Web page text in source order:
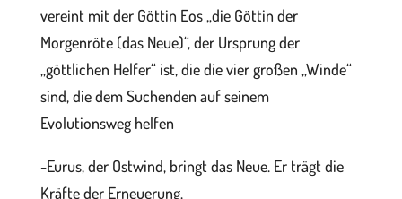
vereint mit der Göttin Eos „die Göttin der
Morgenröte (das Neue)“, der Ursprung der
„göttlichen Helfer“ ist, die die vier großen „Winde“
sind, die dem Suchenden auf seinem
Evolutionsweg helfen
-Eurus, der Ostwind, bringt das Neue. Er trägt die
Kräfte der Erneuerung.